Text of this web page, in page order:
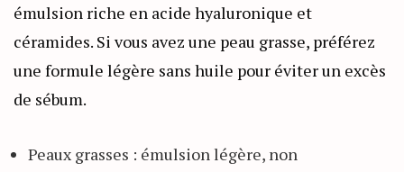
émulsion riche en acide hyaluronique et
céramides. Si vous avez une peau grasse, préférez
une formule légère sans huile pour éviter un excès
de sébum.
Peaux grasses : émulsion légère, non